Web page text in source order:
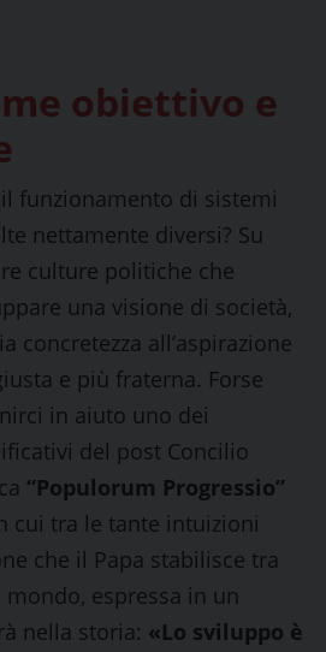
obiettivo e
funzionamento di sistemi
nettamente diversi? Su
culture politiche che
una visione di società,
concretezza all’aspirazione
e più fraterna. Forse
in aiuto uno dei
del post Concilio
“Populorum Progressio”
cui tra le tante intuizioni
che il Papa stabilisce tra
espressa in un
nella storia: «Lo sviluppo è